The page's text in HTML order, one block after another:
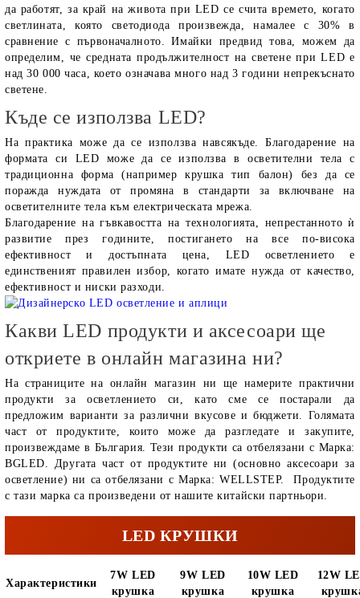
да работят, за край на живота при LED се счита времето, когато
светлината, която светодиода произвежда, намалее с 30% в
сравнение с първоначалното. Имайки предвид това, можем да
определим, че средната продължителност на светене при LED е
над 30 000 часа, което означава много над 3 години непрекъснато
светене.
Къде се използва LED?
На практика може да се използва навсякъде. Благодарение на
формата си LED може да се използва в осветителни тела с
традиционна форма (например крушка тип балон) без да се
поражда нуждата от промяна в стандарти за включване на
осветителните тела към електрическата мрежа.
Благодарение на гъвкавостта на технологията, непрестанното ѝ
развитие през годините, постигането на все по-висока
ефективност и достъпната цена, LED осветлението е
единственият правилен избор, когато имате нужда от качество,
ефективност и ниски разходи.
Какви LED продукти и аксесоари ще
откриете в онлайн магазина ни?
На страниците на онлайн магазин ни ще намерите практични
продукти за осветлението си, като сме се постарали да
предложим варианти за различни вкусове и бюджети. Голямата
част от продуктите, които може да разгледате и закупите,
произвеждаме в България. Тези продукти са отбелязани с Марка:
BGLED. Другата част от продуктите ни (основно аксесоари за
осветление) ни са отбелязани с Марка: WELLSTEP. Продуктите
с тази марка са произведени от нашите китайски партньори.
LED КРУШКИ
Характеристики
7W LED
крушка
9W LED
крушка
10W LED
крушка
12W